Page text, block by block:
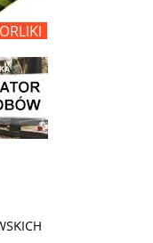
cmentarzu - grobnet
Wieliczka